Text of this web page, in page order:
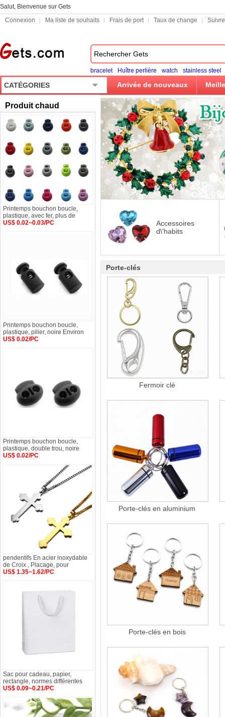
Salut, Bienvenue sur Gets
Connexion
Ma liste de souhaits Frais de port Taux de change
bracelet Huître perlière watch stainless steel
CATÉGORIES Arrivée de nouveaux
Accessoires
d\'habits
Porte-clés
Fermoir clé
Porte-clés en aluminium
Porte-clés en bois
Produit chaud
Printemps bouchon boucle,
plastique, avec fer, plus de
US$ 0.02~0.03/PC
Printemps bouchon boucle,
plastique, pilier, noire Environ
US$ 0.02/PC
Printemps bouchon boucle,
plastique, double trou, noire
US$ 0.02/PC
pendentifs En acier inoxydable
de Croix , Placage, pour
US$ 1.35~1.62/PC
Sac pour cadeau, papier,
rectangle, normes différentes
US$ 0.09~0.21/PC